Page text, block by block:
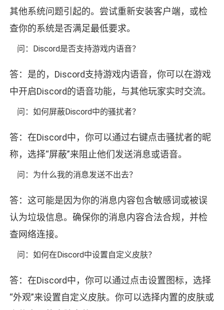
其他系统问题引起的。尝试重新安装客户端，或检
查你的系统是否满足最低要求。
问：Discord是否支持游戏内语音？
答：是的，Discord支持游戏内语音，你可以在游戏
中开启Discord的语音功能，与其他玩家实时交流。
问：如何屏蔽Discord中的骚扰者？
答：在Discord中，你可以通过右键点击骚扰者的昵
称，选择“屏蔽”来阻止他们发送消息或语音。
问：为什么我的消息发送不出去？
答：这可能是因为你的消息内容包含敏感词或被误
认为垃圾信息。确保你的消息内容合法合规，并检
查网络连接。
问：如何在Discord中设置自定义皮肤？
答：在Discord中，你可以通过点击设置图标，选择
“外观”来设置自定义皮肤。你可以选择内置的皮肤或